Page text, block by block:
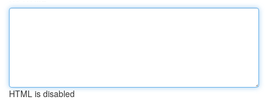
HTML is disabled